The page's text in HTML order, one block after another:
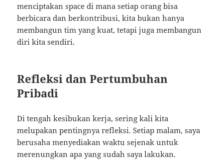
menciptakan space di mana setiap orang bisa
berbicara dan berkontribusi, kita bukan hanya
membangun tim yang kuat, tetapi juga membangun
diri kita sendiri.
Refleksi dan Pertumbuhan
Pribadi
Di tengah kesibukan kerja, sering kali kita
melupakan pentingnya refleksi. Setiap malam, saya
berusaha menyediakan waktu sejenak untuk
merenungkan apa yang sudah saya lakukan.